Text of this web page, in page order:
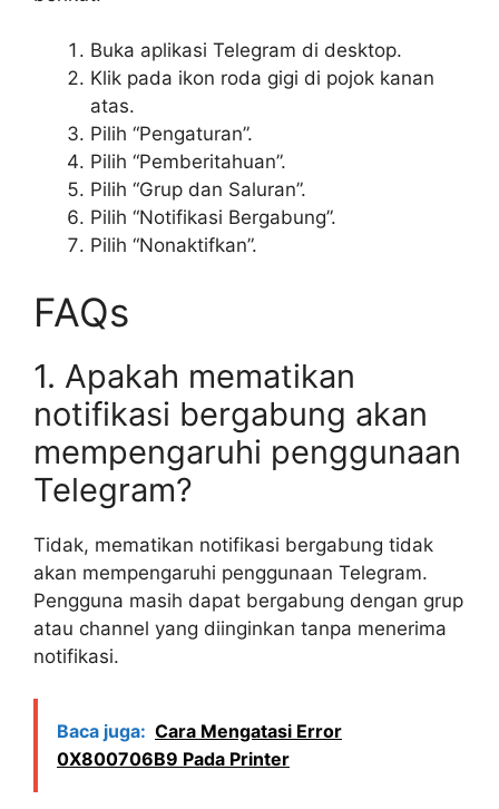
Buka aplikasi Telegram di desktop.
Klik pada ikon roda gigi di pojok kanan
atas.
Pilih “Pengaturan”.
Pilih “Pemberitahuan”.
Pilih “Grup dan Saluran”.
Pilih “Notifikasi Bergabung”.
Pilih “Nonaktifkan”.
FAQs
1. Apakah mematikan
notifikasi bergabung akan
mempengaruhi penggunaan
Telegram?
Tidak, mematikan notifikasi bergabung tidak
akan mempengaruhi penggunaan Telegram.
Pengguna masih dapat bergabung dengan grup
atau channel yang diinginkan tanpa menerima
notifikasi.
Baca juga: Cara Mengatasi Error
0X800706B9 Pada Printer